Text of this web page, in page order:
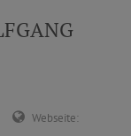
Webseite: